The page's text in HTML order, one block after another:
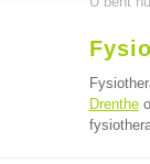
Drenthe